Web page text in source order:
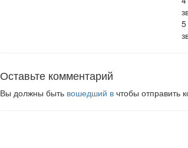
5
Оставьте комментарий
Вы должны быть вошедший в чтобы отправить